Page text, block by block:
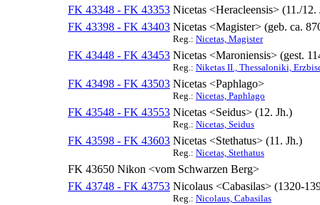
FK 43348 - FK 43353 Nicetas <Heracleensis> (11./12.
FK 43398 - FK 43403 Nicetas <Magister> (geb. ca.
Reg.: Nicetas, Magister
FK 43448 - FK 43453 Nicetas <Maroniensis> (gest.
Reg.: Niketas II., Thessaloniki,
FK 43498 - FK 43503 Nicetas <Paphlago>
Reg.: Nicetas, Paphlago
FK 43548 - FK 43553 Nicetas <Seidus> (12. Jh.)
Reg.: Nicetas, Seidus
FK 43598 - FK 43603 Nicetas <Stethatus> (11. Jh.)
Reg.: Nicetas, Stethatus
FK 43650 Nikon <vom Schwarzen Berg>
FK 43748 - FK 43753 Nicolaus <Cabasilas> (1320-
Reg.: Nicolaus, Cabasilas